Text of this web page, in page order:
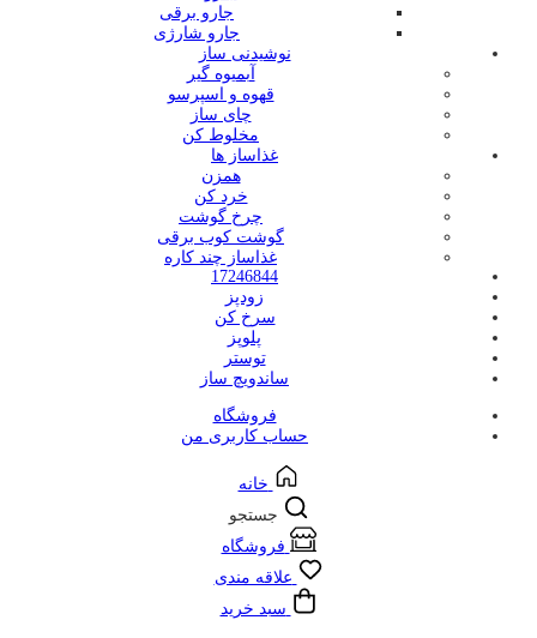
جارو برقی
جارو شارژی
نوشیدنی ساز
آبمیوه گیر
قهوه و اسپرسو
چای ساز
مخلوط کن
غذاساز ها
همزن
خرد کن
چرخ گوشت
گوشت کوب برقی
غذاساز چند کاره
17246844
زودپز
سرخ کن
پلوپز
توستر
ساندویچ ساز
فروشگاه
حساب کاربری من
خانه
جستجو
فروشگاه
علاقه مندی
سبد خرید